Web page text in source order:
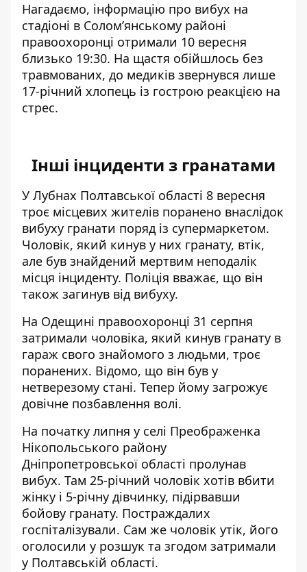
Нагадаємо, інформацію про вибух на
стадіоні в Солом’янському районі
правоохоронці отримали 10 вересня
близько 19:30. На щастя обійшлось без
травмованих, до медиків звернувся лише
17-річний хлопець із гострою реакцією на
стрес.
Інші інциденти з гранатами
У Лубнах Полтавської області 8 вересня
троє місцевих жителів поранено внаслідок
вибуху гранати поряд із супермаркетом.
Чоловік, який кинув у них гранату, втік,
але був знайдений мертвим неподалік
місця інциденту. Поліція вважає, що він
також загинув від вибуху.
На Одещині правоохоронці 31 серпня
затримали чоловіка, який кинув гранату в
гараж свого знайомого з людьми, троє
поранених. Відомо, що він був у
нетверезому стані. Тепер йому загрожує
довічне позбавлення волі.
На початку липня у селі Преображенка
Нікопольського району
Дніпропетровської області пролунав
вибух. Там 25-річний чоловік хотів вбити
жінку і 5-річну дівчинку, підірвавши
бойову гранату. Постраждалих
госпіталізували. Сам же чоловік утік, його
оголосили у розшук та згодом затримали
у Полтавській області.